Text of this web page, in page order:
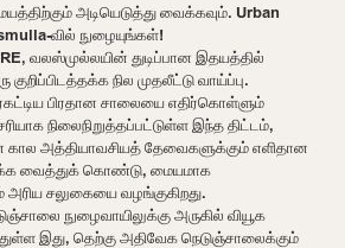
அடியெடுத்து வைக்கவும். Urban
வில் நுழையுங்கள்!
வலஸ்முல்லயின் துடிப்பான இதயத்தில்
நில முதலீட்டு வாய்ப்பு.
பிரதான சாலையை எதிர்கொள்ளும்
நிலைநிறுத்தப்பட்டுள்ள இந்த திட்டம்,
அத்தியாவசியத் தேவைகளுக்கும் எளிதான
வைத்துக் கொண்டு, மையமாக
அரிய சலுகையை வழங்குகிறது.
நுழைவாயிலுக்கு அருகில் வியூக
இது, தெற்கு அதிவேக நெடுஞ்சாலைக்கும்